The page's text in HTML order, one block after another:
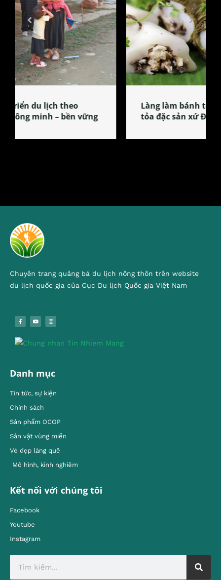
Làng làm bánh tẻ Phú Nhi – nơi lan
tỏa đặc sản xứ Đoài
Chuyên trang quảng bá du lịch nông thôn trên website
du lịch quốc gia của Cục Du lịch Quốc gia Việt Nam
Danh mục
Tin tức, sự kiện
Chính sách
Sản phẩm OCOP
Sản vật vùng miền
Vẻ đẹp làng quê
Mô hình, kinh nghiêm
Kết nối với chúng tôi
Facebook
Youtube
Instagram